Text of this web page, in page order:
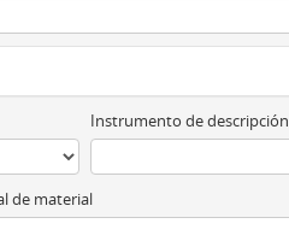
Instrumento de descripción
de material